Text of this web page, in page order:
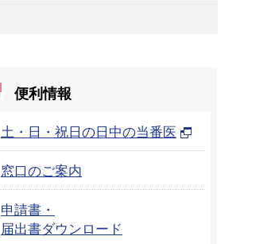
便利情報
土・日・祝日の日中の当番医
窓口のご案内
申請書・
届出書ダウンロード